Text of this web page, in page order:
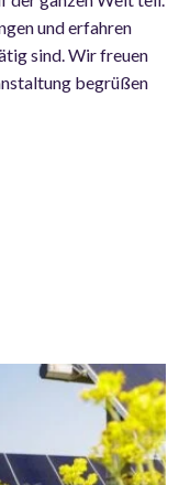
und erfahren
sind. Wir freuen
begrüßen